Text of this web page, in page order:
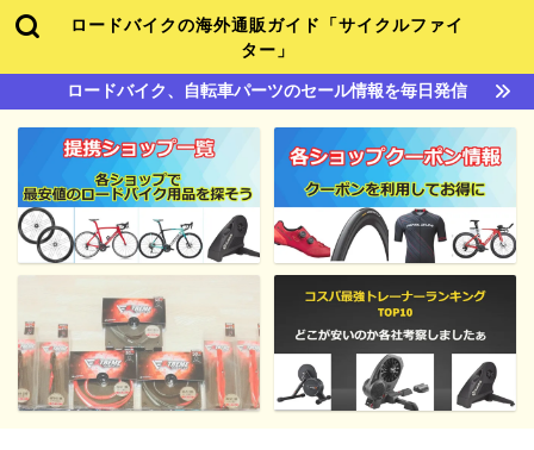
ロードバイクの海外通販ガイド「サイクルファイ
ター」
ロードバイク、自転車パーツのセール情報を毎日発信